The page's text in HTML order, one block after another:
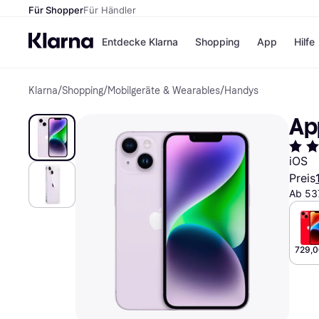
Für ShopperFür Händler
Entdecke Klarna
Zahlungsmethoden
Bezahle in 3
Teilzahlungen
Bezahle in bis zu 30
Tagen
Ratenzahlung
Shopping
eBay
Temu
SHEIN
Alle Shops
App Hilfe
Klarna/Shopping/Mobilgeräte & Wearables/Handys
iOS
Preis
Ab